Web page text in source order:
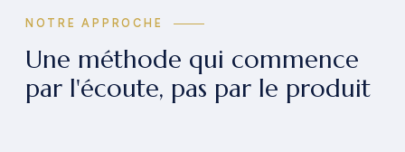
NOTRE APPROCHE
Une méthode qui commence
par l'écoute, pas par le produit